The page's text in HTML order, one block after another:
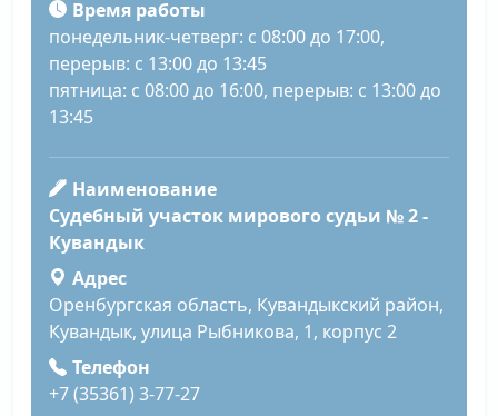
Время работы
понедельник-четверг: с 08:00 до 17:00,
перерыв: с 13:00 до 13:45
пятница: с 08:00 до 16:00, перерыв: с 13:00 до
13:45
Наименование
Судебный участок мирового судьи № 2 -
Кувандык
Адрес
Оренбургская область, Кувандыкский район,
Кувандык, улица Рыбникова, 1, корпус 2
Телефон
+7 (35361) 3-77-27